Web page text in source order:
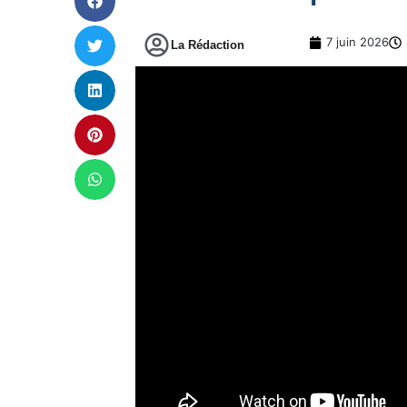
La Rédaction 7 juin 2026